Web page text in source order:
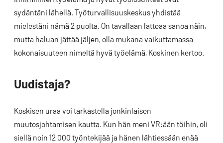
sydäntäni lähellä. Työturvallisuuskeskus yhdistää
mielestäni nämä 2 puolta. On tavallaan latteaa sanoa näin,
mutta haluan jättää jäljen, olla mukana vaikuttamassa
kokonaisuuteen nimeltä hyvä työelämä, Koskinen kertoo.
Uudistaja?
Koskisen uraa voi tarkastella jonkinlaisen
muutosjohtamisen kautta. Kun hän meni VR:ään töihin, oli
siellä noin 12 000 työntekijää ja hänen lähtiessään enää